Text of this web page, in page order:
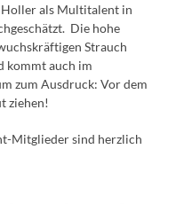
als Multitalent in
Die hohe
Strauch
kommt auch im
zum Ausdruck: Vor dem
ziehen!
Mitglieder sind herzlich